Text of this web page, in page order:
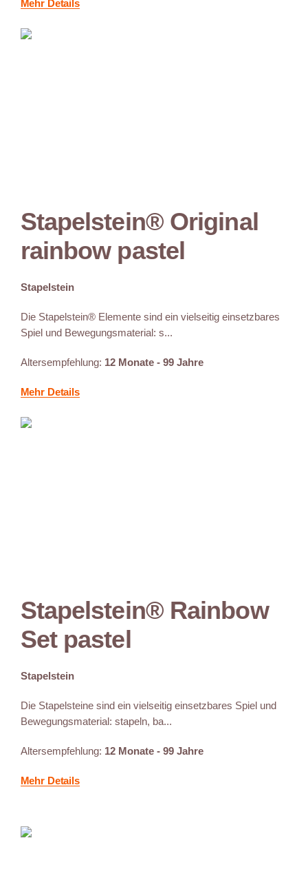
Mehr Details
Stapelstein® Original
rainbow pastel
Stapelstein
Die Stapelstein® Elemente sind ein vielseitig einsetzbares
Spiel und Bewegungsmaterial: s...
Altersempfehlung: 12 Monate - 99 Jahre
Mehr Details
Stapelstein® Rainbow
Set pastel
Stapelstein
Die Stapelsteine sind ein vielseitig einsetzbares Spiel und
Bewegungsmaterial: stapeln, ba...
Altersempfehlung: 12 Monate - 99 Jahre
Mehr Details